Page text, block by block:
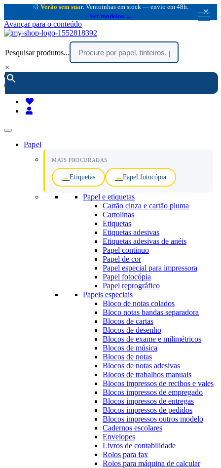
💨 Verão sem suar. Ventoinhas em stock — envio em 48h.
Ver modelos →
×
Avançar para o conteúdo
Pesquisar produtos...
×
encomendar por telefone :
(chamada rede fixa nacional)
Papel
MAIS PROCURADAS
Etiquetas Papel fotocópia
Papel e etiquetas
Cartão cinza e cartão pluma
Cartolinas
Etiquetas
Etiquetas adesivas
Etiquetas adesivas de anéis
Papel continuo
Papel de cor
Papel especial para impressora
Papel fotocópia
Papel reprográfico
Papeis especiais
Bloco de notas colados
Bloco notas bandas separadora
Blocos de cartas
Blocos de desenho
Blocos de exame e milimétricos
Blocos de música
Blocos de notas
Blocos de notas adesivas
Blocos de trabalhos manuais
Blocos impressos de recibos e vales
Blocos impressos de empregado
Blocos impressos de entregas
Blocos impressos de pedidos
Blocos impressos outros modelo
Cadernos escolares
Envelopes
Livros de contabilidade
Rolos para fax
Rolos para máquina de calcular